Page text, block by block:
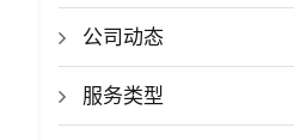
公司动态
服务类型